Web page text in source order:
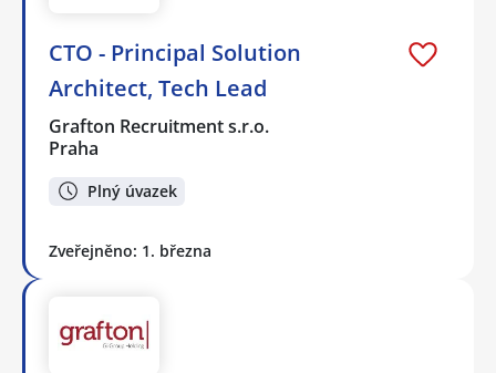
CTO - Principal Solution
Architect, Tech Lead
Grafton Recruitment s.r.o.
Praha
Plný úvazek
Zveřejněno: 1. března